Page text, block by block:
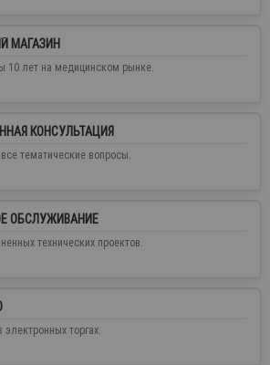
МАГАЗИН
10 лет на медицинском рынке.
КОНСУЛЬТАЦИЯ
тематические вопросы.
ОБСЛУЖИВАНИЕ
технических проектов.
электронных торгах.